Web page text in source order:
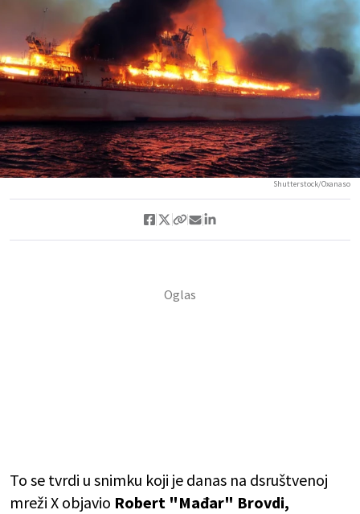
Shutterstock/Oxanaso
To se tvrdi u snimku koji je danas na dsruštvenoj
mreži X objavio Robert "Mađar" Brovdi,